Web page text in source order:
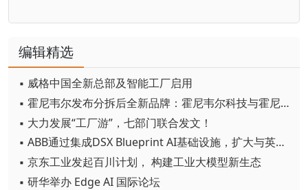
编辑精选
▪ 威格中国全新总部及智能工厂启用
▪ 霍尼韦尔发布分拆后全新品牌：霍尼韦尔科技与霍尼韦尔航空航天
▪ 大力发展“工厂游”，七部门联合发文！
▪ ABB通过集成DSX Blueprint AI基础设施，扩大与英伟达的合作
▪ 京东工业发起百川计划， 构建工业大模型新生态
▪ 研华举办 Edge AI 国际论坛